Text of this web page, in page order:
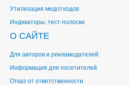
Утилизация медотходов
Индикаторы, тест-полоски
О САЙТЕ
Для авторов и рекламодателей
Информация для посетителей
Отказ от ответственности